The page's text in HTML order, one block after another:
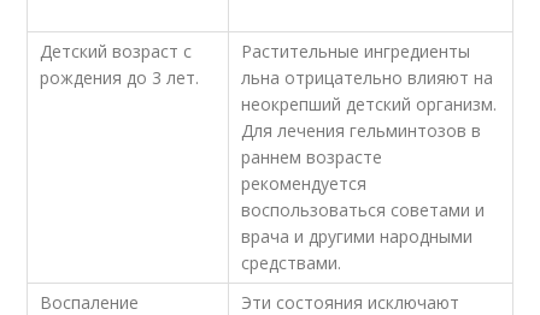
Детский возраст с
рождения до 3 лет.
Растительные ингредиенты
льна отрицательно влияют на
неокрепший детский организм.
Для лечения гельминтозов в
раннем возрасте
рекомендуется
воспользоваться советами и
врача и другими народными
средствами.
Воспаление
Эти состояния исключают